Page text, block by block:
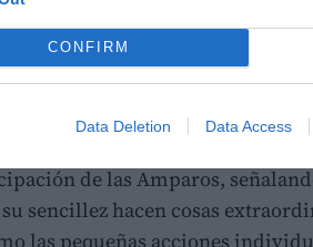
CONFIRM
Data Deletion Data Access
de concienciación se ha
supere el 34%
y al compromiso del
a "aumentar la
de papel, cartón y
de las Amparos,
sencillez hacen cosas
las pequeñas acciones